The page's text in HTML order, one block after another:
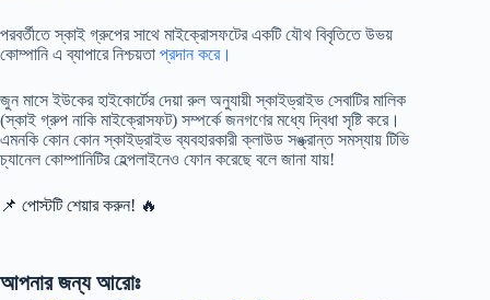
পরবর্তীতে স্কাই গ্রুপের সাথে মাইক্রোসফটের একটি যৌথ বিবৃতিতে উভয়
কোম্পানি এ ব্যাপারে নিশ্চয়তা প্রদান করে।
জুন মাসে ইউকের হাইকোর্টের দেয়া রুল অনুযায়ী স্কাইড্রাইভ সেবাটির মালিক
(স্কাই গ্রুপ নাকি মাইক্রোসফট) সম্পর্কে জনগণের মধ্যে দ্বিধা সৃষ্টি করে।
এমনকি কোন কোন স্কাইড্রাইভ ব্যবহারকারী ক্লাউড সঙ্ক্রান্ত সমস্যায় টিভি
চ্যানেল কোম্পানিটির হেল্পলাইনেও ফোন করেছে বলে জানা যায়!
📌 পোস্টটি শেয়ার করুন! 🔥
আপনার জন্য আরোঃ